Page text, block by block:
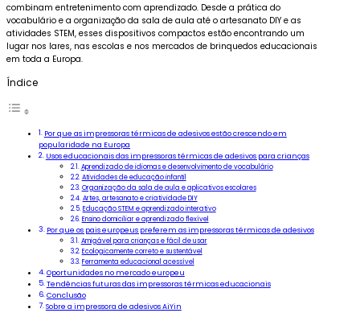
combinam entretenimento com aprendizado. Desde a prática do
vocabulário e a organização da sala de aula até o artesanato DIY e as
atividades STEM, esses dispositivos compactos estão encontrando um
lugar nos lares, nas escolas e nos mercados de brinquedos educacionais
em toda a Europa.
Índice
Por que as impressoras térmicas de adesivos estão crescendo em
popularidade na Europa
Usos educacionais das impressoras térmicas de adesivos para crianças
Aprendizado de idiomas e desenvolvimento de vocabulário
Atividades de educação infantil
Organização da sala de aula e aplicativos escolares
Artes, artesanato e criatividade DIY
Educação STEM e aprendizado interativo
Ensino domiciliar e aprendizado flexível
Por que os pais europeus preferem as impressoras térmicas de adesivos
Amigável para crianças e fácil de usar
Ecologicamente correto e sustentável
Ferramenta educacional acessível
Oportunidades no mercado europeu
Tendências futuras das impressoras térmicas educacionais
Conclusão
Sobre a impressora de adesivos AiYin